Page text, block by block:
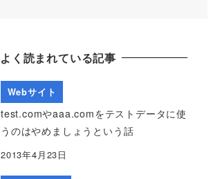
よく読まれている記事
Webサイト
test.comやaaa.comをテストデータに使
うのはやめましょうという話
2013年4月23日